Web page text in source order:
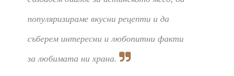
популяризираме вкусни рецепти и да
съберем интересни и любопитни факти
за любимата ни храна.